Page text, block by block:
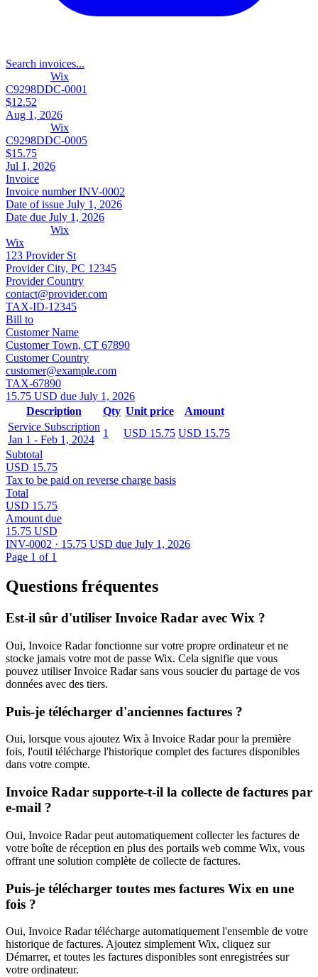
Search invoices...
Wix
C9298DDC-0001
$12.52
Aug 1, 2026
Wix
C9298DDC-0005
$15.75
Jul 1, 2026
Invoice
Invoice numberINV-0002
Date of issue July 1, 2026
Date due July 1, 2026
Wix
Wix
123 Provider St
Provider City, PC 12345
Provider Country
contact@provider.com
TAX-ID-12345
Bill to
Customer Name
Customer Town, CT 67890
Customer Country
customer@example.com
TAX-67890
15.75 USD due July 1, 2026
Description
Qty Unit price
Amount
Service Subscription
Jan 1 - Feb 1, 2024
1 USD 15.75 USD 15.75
Subtotal
USD 15.75
Tax to be paid on reverse charge basis
Total
USD 15.75
Amount due
15.75 USD
INV-0002 · 15.75 USD due July 1, 2026
Page 1 of 1
Questions fréquentes
Est-il sûr d'utiliser Invoice Radar avec Wix ?
Oui, Invoice Radar fonctionne sur votre propre ordinateur et ne
stocke jamais votre mot de passe Wix. Cela signifie que vous
pouvez utiliser Invoice Radar sans vous soucier du partage de vos
données avec des tiers.
Puis-je télécharger d'anciennes factures ?
Oui, lorsque vous ajoutez Wix à Invoice Radar pour la première
fois, l'outil télécharge l'historique complet des factures disponibles
dans votre compte.
Invoice Radar supporte-t-il la collecte de factures par
e-mail ?
Oui, Invoice Radar peut automatiquement collecter les factures de
votre boîte de réception en plus des portails web comme Wix, vous
offrant une solution complète de collecte de factures.
Puis-je télécharger toutes mes factures Wix en une
fois ?
Oui, Invoice Radar télécharge automatiquement l'ensemble de votre
historique de factures. Ajoutez simplement Wix, cliquez sur
Démarrer, et toutes les factures disponibles sont enregistrées sur
votre ordinateur.